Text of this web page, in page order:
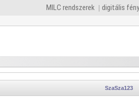
MILC rendszerek digitális
SzaSza123